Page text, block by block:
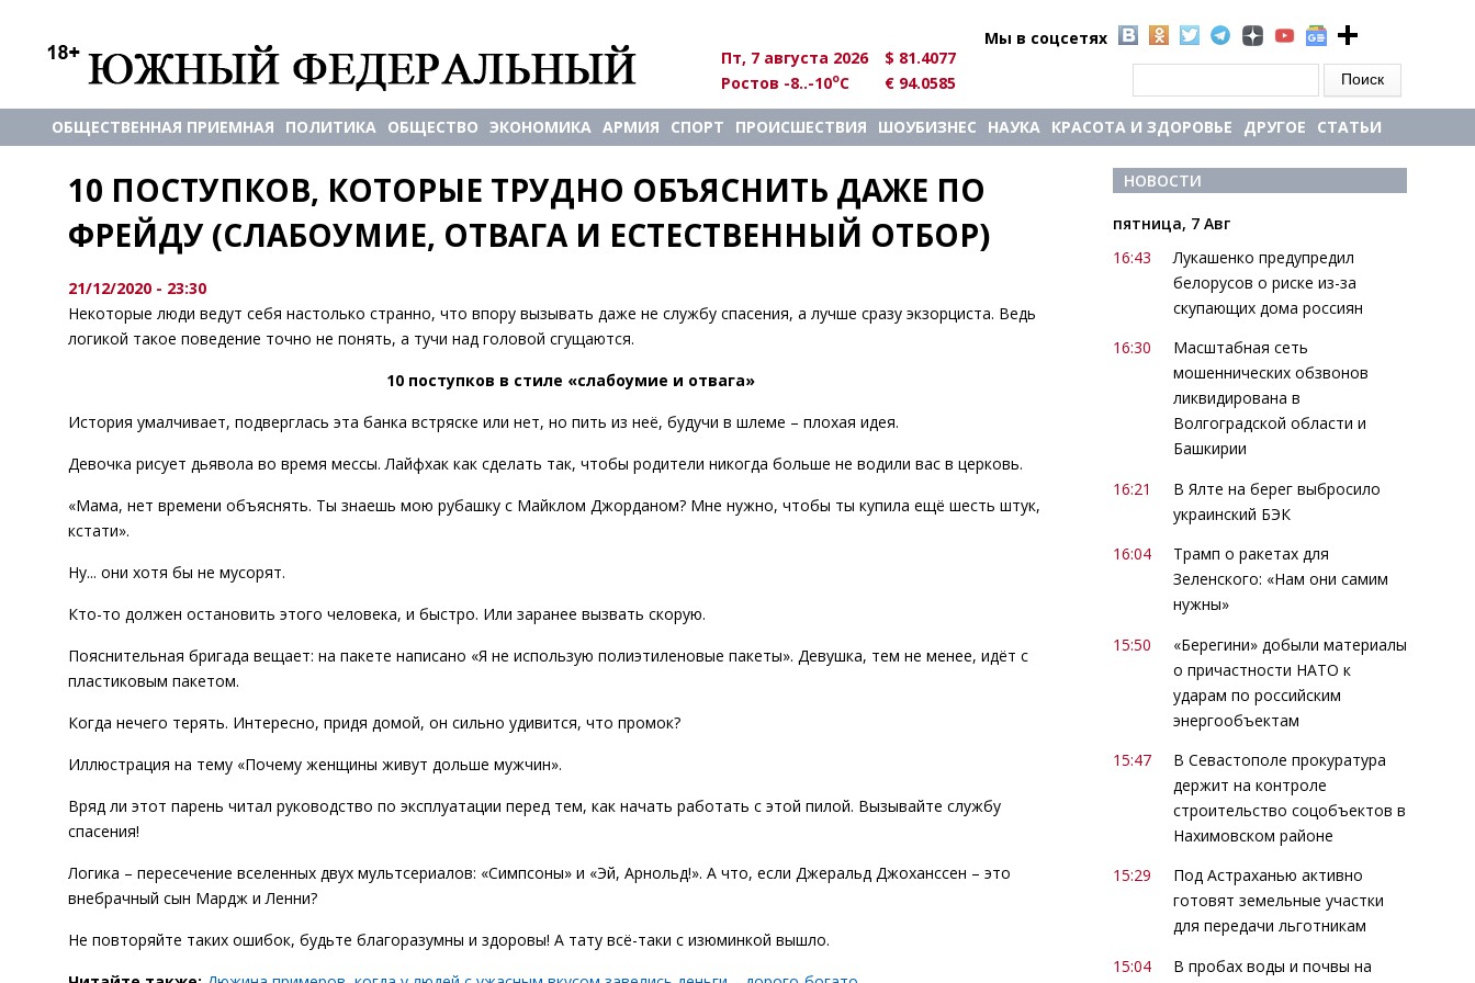
Мы в соцсетях
Пт, 7 августа 2026
$ 81.4077
Ростов -8..-10oC € 94.0585
ОБЩЕСТВЕННАЯ ПРИЕМНАЯ ПОЛИТИКА ОБЩЕСТВО ЭКОНОМИКА АРМИЯ СПОРТ ПРОИСШЕСТВИЯ ШОУБИЗНЕС НАУКА КРАСОТА И ЗДОРОВЬЕ ДРУГОЕ СТАТЬИ
10 ПОСТУПКОВ, КОТОРЫЕ ТРУДНО ОБЪЯСНИТЬ ДАЖЕ ПО
ФРЕЙДУ (СЛАБОУМИЕ, ОТВАГА И ЕСТЕСТВЕННЫЙ ОТБОР)
21/12/2020 - 23:30
Некоторые люди ведут себя настолько странно, что впору вызывать даже не службу спасения, а лучше сразу экзорциста. Ведь
логикой такое поведение точно не понять, а тучи над головой сгущаются.
10 поступков в стиле «слабоумие и отвага»
История умалчивает, подверглась эта банка встряске или нет, но пить из неё, будучи в шлеме – плохая идея.
Девочка рисует дьявола во время мессы. Лайфхак как сделать так, чтобы родители никогда больше не водили вас в церковь.
«Мама, нет времени объяснять. Ты знаешь мою рубашку с Майклом Джорданом? Мне нужно, чтобы ты купила ещё шесть штук,
кстати».
Ну... они хотя бы не мусорят.
Кто-то должен остановить этого человека, и быстро. Или заранее вызвать скорую.
Пояснительная бригада вещает: на пакете написано «Я не использую полиэтиленовые пакеты». Девушка, тем не менее, идёт с
пластиковым пакетом.
Когда нечего терять. Интересно, придя домой, он сильно удивится, что промок?
Иллюстрация на тему «Почему женщины живут дольше мужчин».
Вряд ли этот парень читал руководство по эксплуатации перед тем, как начать работать с этой пилой. Вызывайте службу
спасения!
Логика – пересечение вселенных двух мультсериалов: «Симпсоны» и «Эй, Арнольд!». А что, если Джеральд Джоханссен – это
внебрачный сын Мардж и Ленни?
Не повторяйте таких ошибок, будьте благоразумны и здоровы! А тату всё-таки с изюминкой вышло.
НОВОСТИ
пятница, 7 Авг
16:43
Лукашенко предупредил
белорусов о риске из-за
скупающих дома россиян
16:30
Масштабная сеть
мошеннических обзвонов
ликвидирована в
Волгоградской области и
Башкирии
16:21
В Ялте на берег выбросило
украинский БЭК
16:04
Трамп о ракетах для
Зеленского: «Нам они самим
нужны»
15:50
«Берегини» добыли материалы
о причастности НАТО к
ударам по российским
энергообъектам
15:47
В Севастополе прокуратура
держит на контроле
строительство соцобъектов в
Нахимовском районе
15:29
Под Астраханью активно
готовят земельные участки
для передачи льготникам
15:04
В пробах воды и почвы на